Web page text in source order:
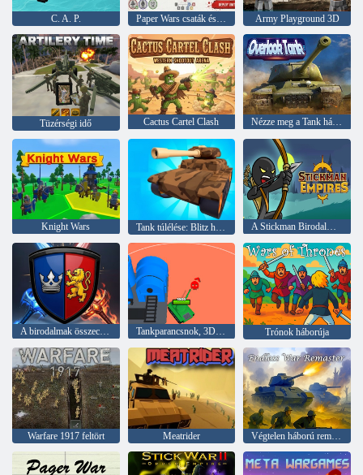
C. A. P. Paper Wars csaták és frissítések Army Playground 3D
Tüzérségi idő Cactus Cartel Clash Nézze meg a Tank háborút
Knight Wars Tank túlélése: Blitz háború A Stickman Birodalmak
A birodalmak összecsapása Tankparancsnok, 3D hadsereg Rush! Trónok háborúja
Warfare 1917 feltört Meatrider